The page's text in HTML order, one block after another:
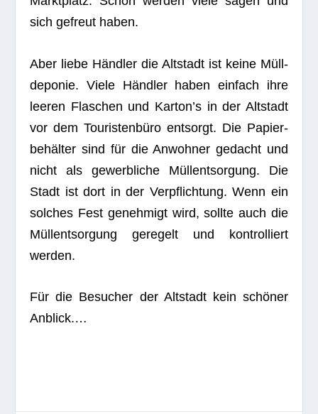
sich gefreut haben.
Aber liebe Händ­ler die Alt­stadt ist keine Müll­
de­po­nie. Viele Händ­ler haben ein­fach ihre
lee­ren Fla­schen und Karton’s in der Alt­stadt
vor dem Tou­ris­ten­büro ent­sorgt. Die Papier­
be­häl­ter sind für die Anwoh­ner gedacht und
nicht als gewerb­li­che Müll­ent­sor­gung. Die
Stadt ist dort in der Ver­pflich­tung. Wenn ein
sol­ches Fest geneh­migt wird, sollte auch die
Müll­ent­sor­gung gere­gelt und kon­trol­liert
werden.
Für die Besu­cher der Alt­stadt kein schö­ner
Anblick.…